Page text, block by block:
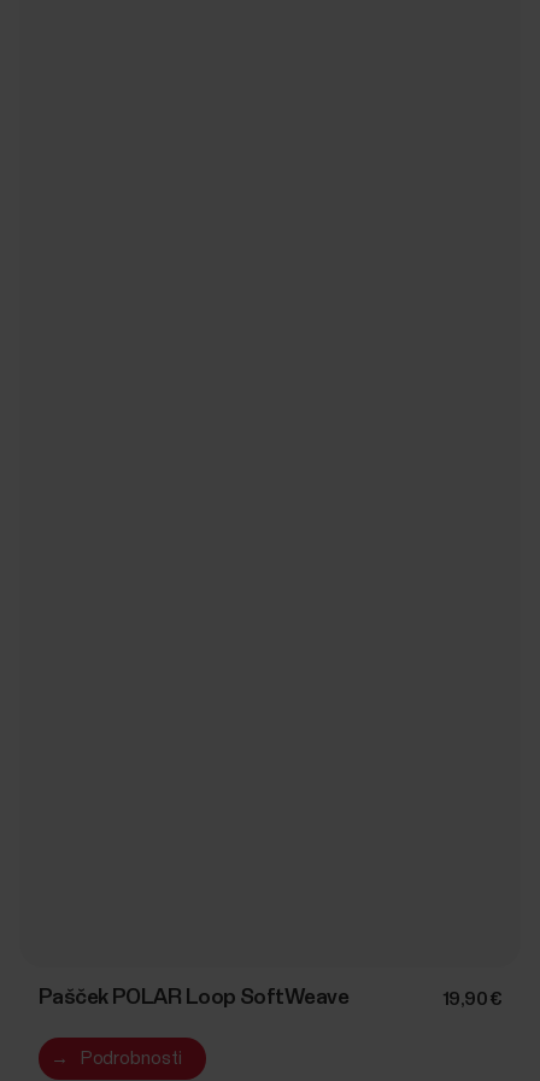
Pašček POLAR Loop SoftWeave 19,90 €
→ Podrobnosti